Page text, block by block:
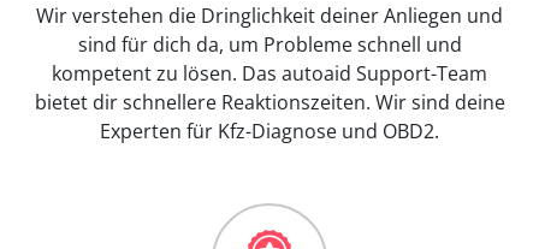
Wir verstehen die Dringlichkeit deiner Anliegen und
sind für dich da, um Probleme schnell und
kompetent zu lösen. Das autoaid Support-Team
bietet dir schnellere Reaktionszeiten. Wir sind deine
Experten für Kfz-Diagnose und OBD2.